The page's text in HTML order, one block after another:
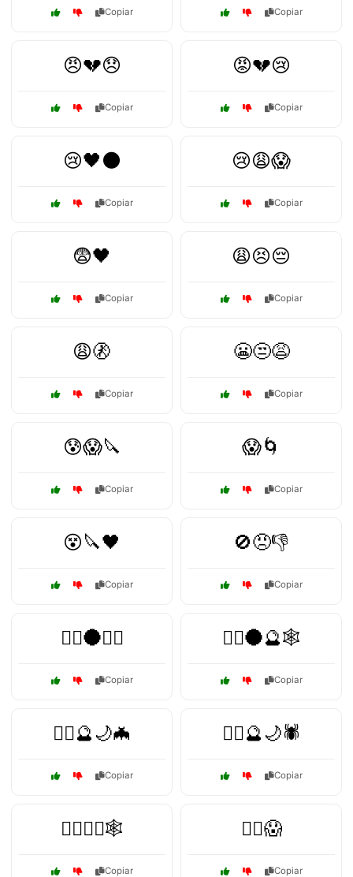
Copiar Copiar
😠💔😞
Copiar
😡💔😢
Copiar
😢🖤🌑
Copiar
😢😩😱
Copiar
😨🖤
Copiar
😩😣😔
Copiar
😩🚷
Copiar
😬😒😩
Copiar
😰😱🔪
Copiar
😱🌀
Copiar
😵🔪🖤
Copiar
🚫😠👎
Copiar
🦹‍♂️🌑🧛‍♀️
Copiar
🧙‍♀️🌑🔮🕸️
Copiar
🧙‍♀️🔮🌙🦇
Copiar
🧙‍♂️🔮🌙🕷️
Copiar
🧙‍♂️🧟‍♂️🕸️
Copiar
🧟‍♂️😱
Copiar